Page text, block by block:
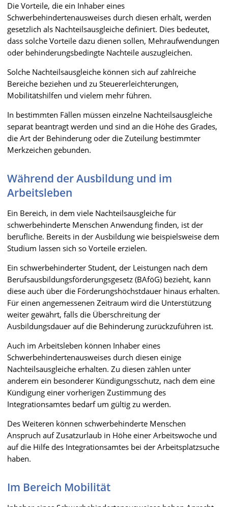
Die Vorteile, die ein Inhaber eines
Schwerbehindertenausweises durch diesen erhält, werden
gesetzlich als Nachteilsausgleiche definiert. Dies bedeutet,
dass solche Vorteile dazu dienen sollen, Mehraufwendungen
oder behinderungsbedingte Nachteile auszugleichen.
Solche Nachteilsausgleiche können sich auf zahlreiche
Bereiche beziehen und zu Steuererleichterungen,
Mobilitätshilfen und vielem mehr führen.
In bestimmten Fällen müssen einzelne Nachteilsausgleiche
separat beantragt werden und sind an die Höhe des Grades,
die Art der Behinderung oder die Zuteilung bestimmter
Merkzeichen gebunden.
Während der Ausbildung und im
Arbeitsleben
Ein Bereich, in dem viele Nachteilsausgleiche für
schwerbehinderte Menschen Anwendung finden, ist der
berufliche. Bereits in der Ausbildung wie beispielsweise dem
Studium lassen sich so Vorteile erzielen.
Ein schwerbehinderter Student, der Leistungen nach dem
Berufsausbildungsförderungsgesetz (BAföG) bezieht, kann
diese auch über die Förderungshöchstdauer hinaus erhalten.
Für einen angemessenen Zeitraum wird die Unterstützung
weiter gewährt, falls die Überschreitung der
Ausbildungsdauer auf die Behinderung zurückzuführen ist.
Auch im Arbeitsleben können Inhaber eines
Schwerbehindertenausweises durch diesen einige
Nachteilsausgleiche erhalten. Zu diesen zählen unter
anderem ein besonderer Kündigungsschutz, nach dem eine
Kündigung einer vorherigen Zustimmung des
Integrationsamtes bedarf um gültig zu werden.
Des Weiteren können schwerbehinderte Menschen
Anspruch auf Zusatzurlaub in Höhe einer Arbeitswoche und
auf die Hilfe des Integrationsamtes bei der Arbeitsplatzsuche
haben.
Im Bereich Mobilität